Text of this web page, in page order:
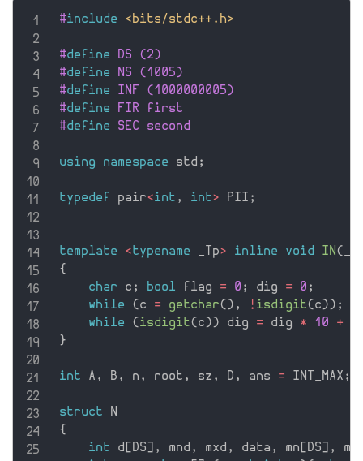
#include <bits/stdc++.h>
#define DS (2)
#define NS (1005)
#define INF (1000000005)
#define FIR first
#define SEC second
using namespace std ;
typedef pair<int , int> PII ;
template <typename _Tp> inline void IN(
{
char c ; bool flag = 0 ; dig = 0 ;
while
(c = getchar() , ! isdigit(c)) ;
while
(isdigit(c)) dig = dig * 10 +
}
int A , B , n , root , sz , D , ans = INT_MAX ;
struct
{
int d [DS] , mnd , mxd , data , mn [DS] , mx